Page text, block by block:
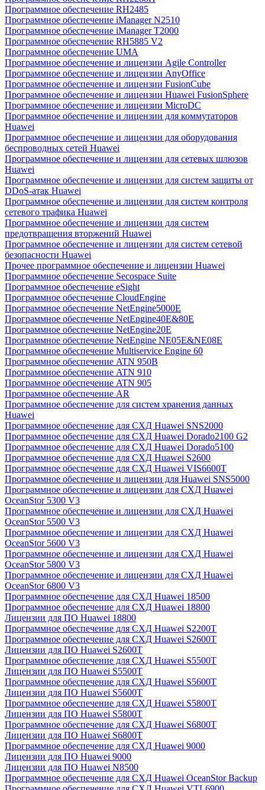
Программное обеспечение RH2485
Программное обеспечение iManager N2510
Программное обеспечение iManager T2000
Программное обеспечение RH5885 V2
Программное обеспечение UMA
Программное обеспечение и лицензии Agile Controller
Программное обеспечение и лицензии AnyOffice
Программное обеспечение и лицензии FusionCube
Программное обеспечение и лицензии Huawei FusionSphere
Программное обеспечение и лицензии MicroDC
Программное обеспечение и лицензии для коммутаторов
Huawei
Программное обеспечение и лицензии для оборудования
беспроводных сетей Huawei
Программное обеспечение и лицензии для сетевых шлюзов
Huawei
Программное обеспечение и лицензии для систем защиты от
DDoS-атак Huawei
Программное обеспечение и лицензии для систем контроля
сетевого трафика Huawei
Программное обеспечение и лицензии для систем
предотвращения вторжений Huawei
Программное обеспечение и лицензии для систем сетевой
безопасности Huawei
Прочее программное обеспечение и лицензии Huawei
Программное обеспечение Secospace Suite
Программное обеспечение eSight
Программное обеспечение CloudEngine
Программное обеспечение NetEngine5000E
Программное обеспечение NetEngine40E&80E
Программное обеспечение NetEngine20E
Программное обеспечение NetEngine NE05E&NE08E
Программное обеспечение Multiservice Engine 60
Программное обеспечение ATN 950B
Программное обеспечение ATN 910
Программное обеспечение ATN 905
Программное обеспечение AR
Программное обеспечение для систем хранения данных
Huawei
Программное обеспечение для СХД Huawei SNS2000
Программное обеспечение для СХД Huawei Dorado2100 G2
Программное обеспечение для СХД Huawei Dorado5100
Программное обеспечение для СХД Huawei S2600
Программное обеспечение для СХД Huawei VIS6600T
Программное обеспечение и лицензии для Huawei SNS5000
Программное обеспечение и лицензии для СХД Huawei
OceanStor 5300 V3
Программное обеспечение и лицензии для СХД Huawei
OceanStor 5500 V3
Программное обеспечение и лицензии для СХД Huawei
OceanStor 5600 V3
Программное обеспечение и лицензии для СХД Huawei
OceanStor 5800 V3
Программное обеспечение и лицензии для СХД Huawei
OceanStor 6800 V3
Программное обеспечение для СХД Huawei 18500
Программное обеспечение для СХД Huawei 18800
Лицензии для ПО Huawei 18800
Программное обеспечение для СХД Huawei S2200T
Программное обеспечение для СХД Huawei S2600T
Лицензии для ПО Huawei S2600T
Программное обеспечение для СХД Huawei S5500T
Лицензии для ПО Huawei S5500T
Программное обеспечение для СХД Huawei S5600T
Лицензии для ПО Huawei S5600T
Программное обеспечение для СХД Huawei S5800T
Лицензии для ПО Huawei S5800T
Программное обеспечение для СХД Huawei S6800T
Лицензии для ПО Huawei S6800T
Программное обеспечение для СХД Huawei 9000
Лицензии для ПО Huawei 9000
Лицензии для ПО Huawei N8500
Программное обеспечение для СХД Huawei OceanStor Backup